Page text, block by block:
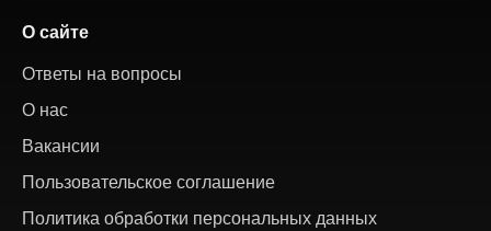
О сайте
Ответы на вопросы
О нас
Вакансии
Пользовательское соглашение
Политика обработки персональных данных